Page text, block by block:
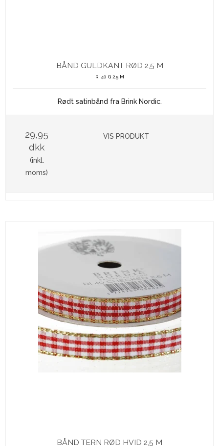
BÅND GULDKANT RØD 2,5 M
RI 40 G 2,5 M
Rødt satinbånd fra Brink Nordic.
29,95
dkk
(inkl.
moms)
VIS PRODUKT
BÅND TERN RØD HVID 2,5 M